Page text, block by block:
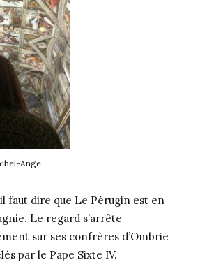
Ange
il faut dire que Le Pérugin est en
Le regard s’arrête
sur ses confrères d’Ombrie
par le Pape Sixte IV.